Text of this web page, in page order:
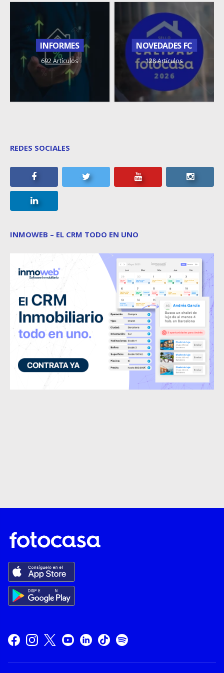
INFORMES
692 Artículos
NOVEDADES FC
128 Artículos
REDES SOCIALES
INMOWEB – EL CRM TODO EN UNO